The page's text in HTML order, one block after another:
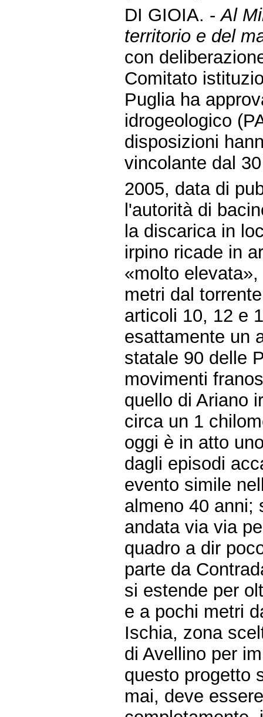
DI GIOIA. -Al
territorio e del
con
Comitato
Puglia ha
idrogeologico
disposizioni
vincolante dal
2005, data di
l'autorità di
la discarica in
irpino ricade in
«molto
metri dal
articoli 10, 12 e
esattamente un
statale 90 delle
movimenti
quello di Ariano
circa un 1
oggi è in atto
dagli episodi
evento simile
almeno 40 anni;
andata via via
quadro a dir
parte da
si estende per
e a pochi metri
Ischia, zona
di Avellino per
questo progetto
mai, deve